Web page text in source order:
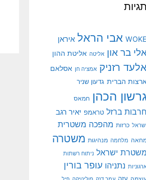
תגיות
WOKE אבי הראל איראן
בר און אליטה אליטת ההון
אלעד רזניק אמציה חן אסלאם
ארצות הברית גדעון שניר
הכהן חמאס
חרבות ברזל טראמפ יאיר רגב
ישראל כרזות מהפכה משטרית
מלחמה מנהיגות משטרה
משטרת ישראל ניתוח רשתות
נתניהו עופר בורין